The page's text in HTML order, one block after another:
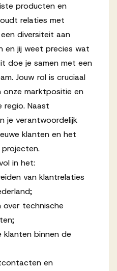
producten en
relaties met
diversiteit aan
en jij weet precies wat
doe je samen met een
Jouw rol is cruciaal
marktpositie en
regio. Naast
je verantwoordelijk
klanten en het
projecten.
in het:
van klantrelaties
over technische
klanten binnen de
en